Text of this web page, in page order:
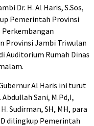
Dr. H. Al Haris, S.Sos,
Pemerintah Provinsi
Provinsi Jambi Triwulan
Auditorium Rumah Dinas
Al Haris ini turut
Sani, M.Pd,I,
Sudirman, SH, MH, para
dilingkup Pemerintah